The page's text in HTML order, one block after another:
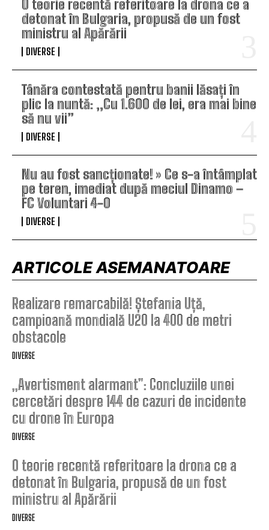
O teorie recentă referitoare la drona ce a
detonat în Bulgaria, propusă de un fost
ministru al Apărării
DIVERSE
Tânăra contestată pentru banii lăsați în
plic la nuntă: „Cu 1.600 de lei, era mai bine
să nu vii”
DIVERSE
Nu au fost sancționate! » Ce s-a întâmplat
pe teren, imediat după meciul Dinamo –
FC Voluntari 4-0
DIVERSE
ARTICOLE ASEMANATOARE
Realizare remarcabilă! Ștefania Uță,
campioană mondială U20 la 400 de metri
obstacole
DIVERSE
„Avertisment alarmant”: Concluziile unei
cercetări despre 144 de cazuri de incidente
cu drone în Europa
DIVERSE
O teorie recentă referitoare la drona ce a
detonat în Bulgaria, propusă de un fost
ministru al Apărării
DIVERSE